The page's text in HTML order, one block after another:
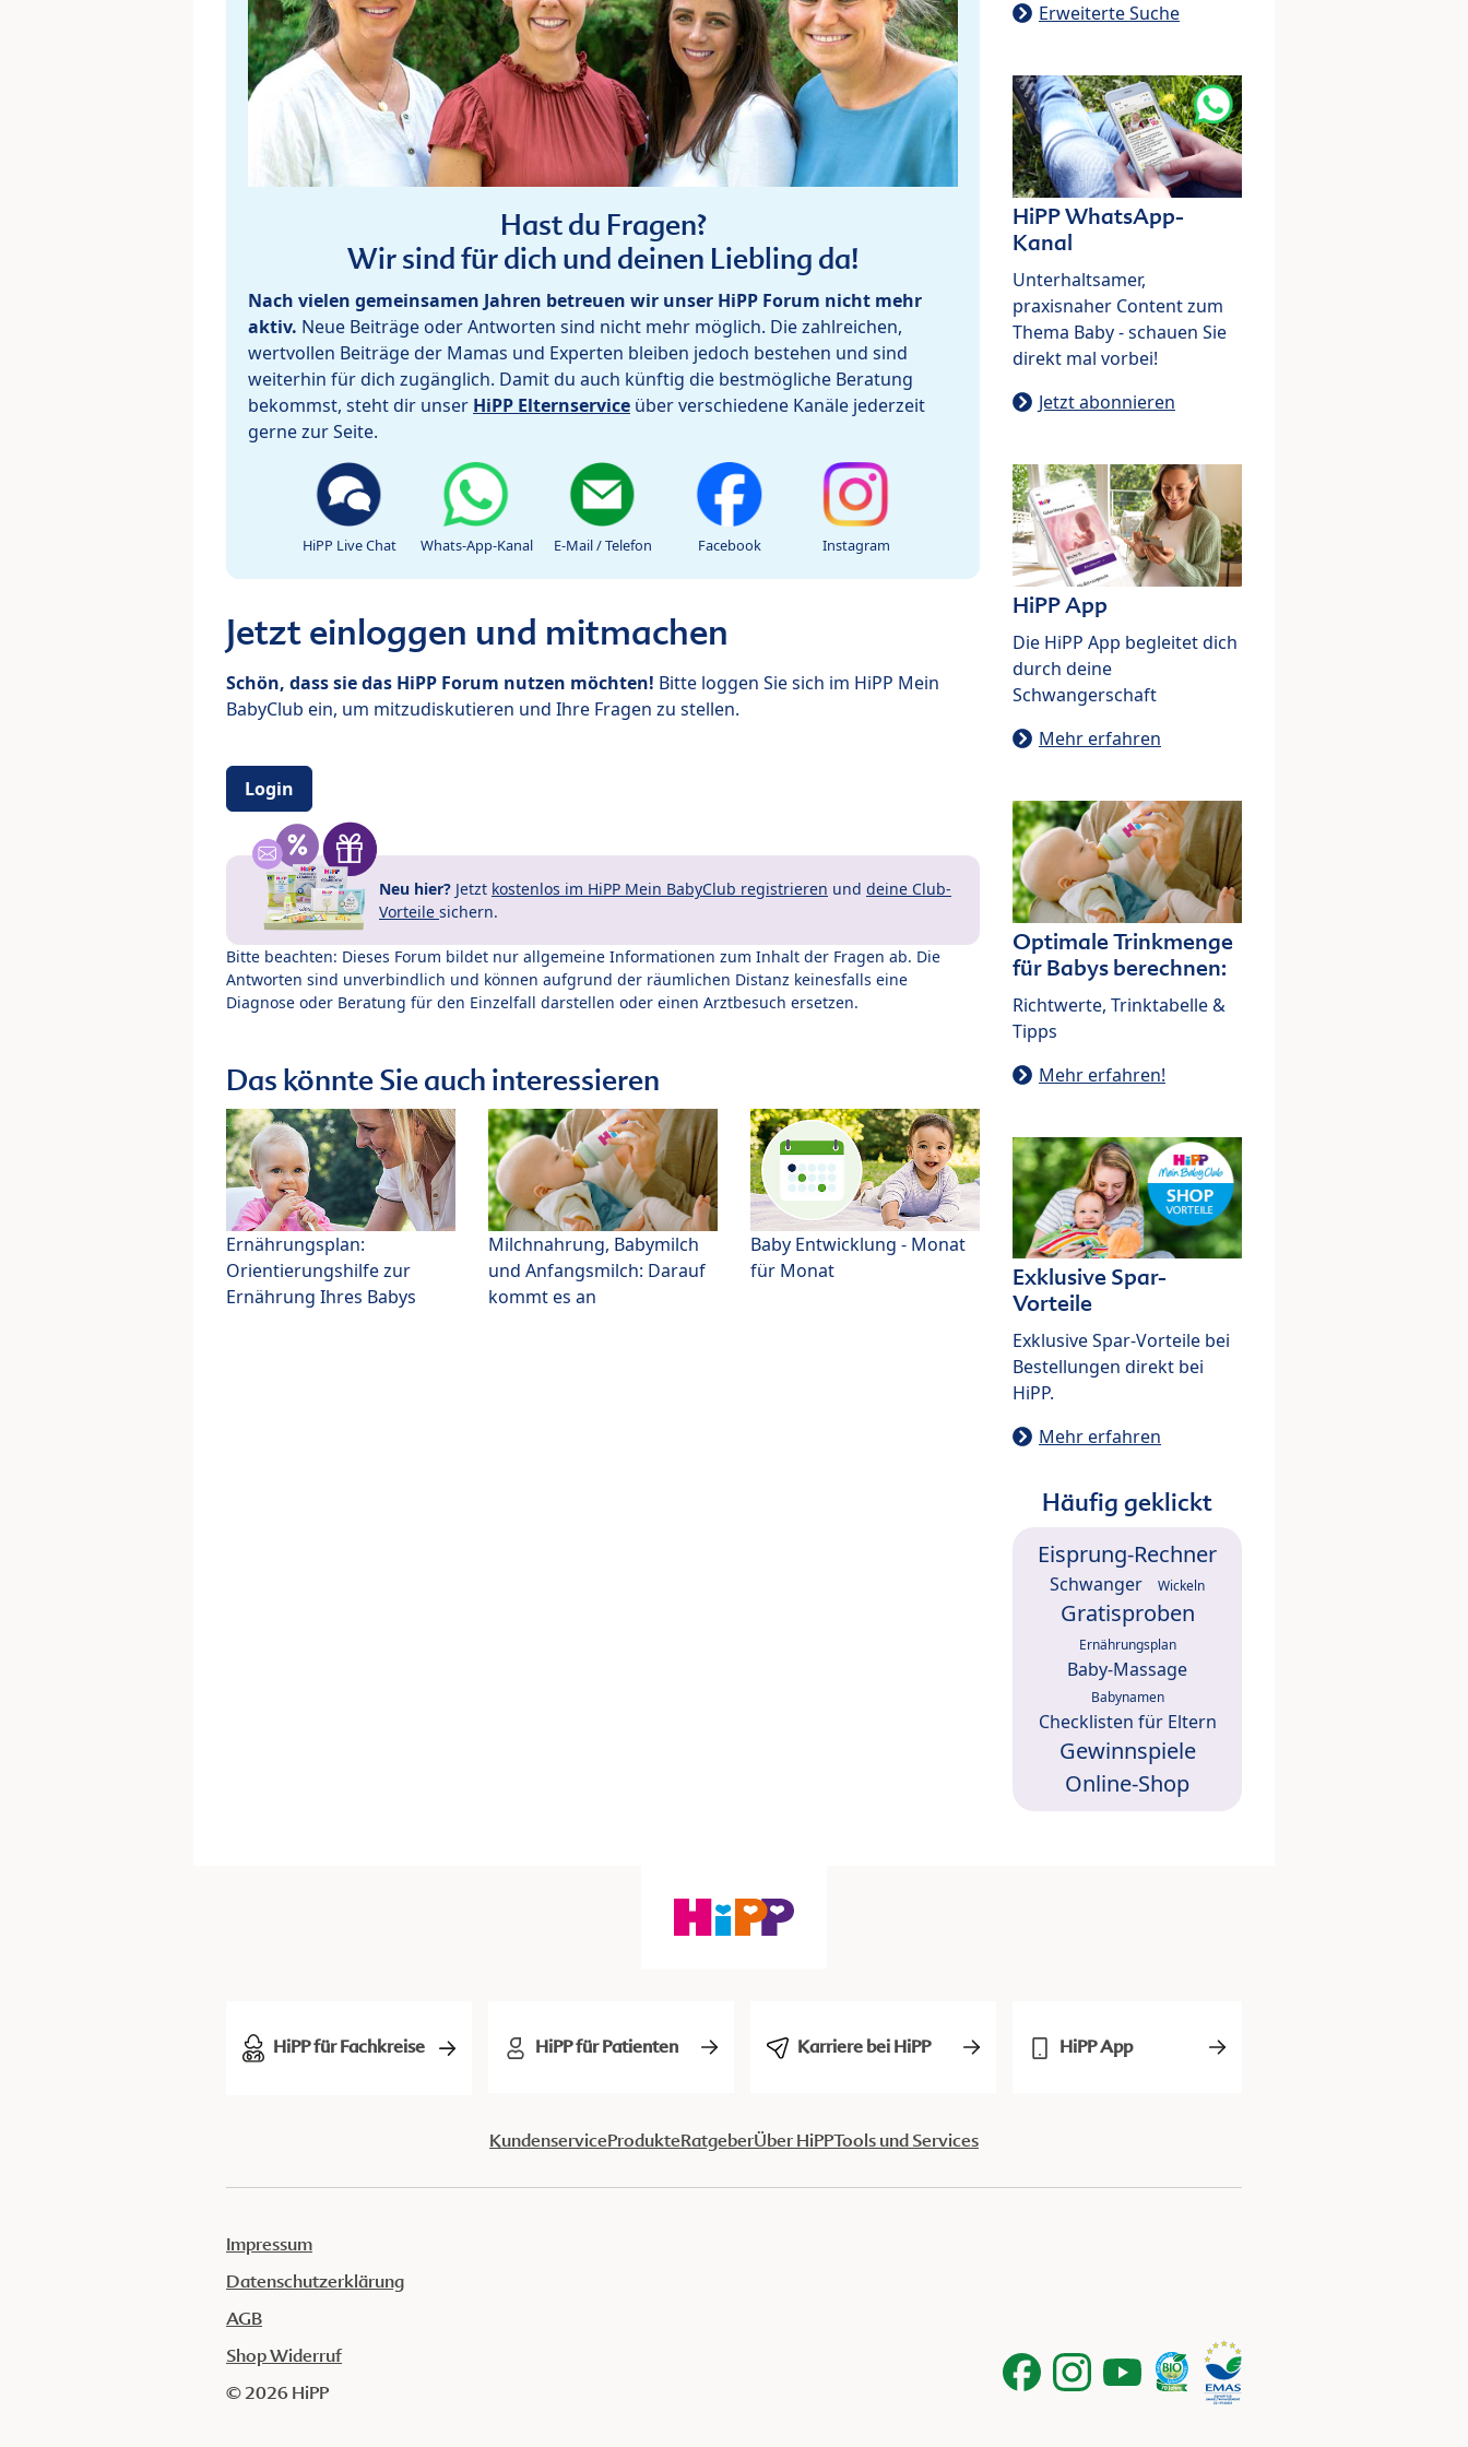
Hast du Fragen?
Wir sind für dich und deinen Liebling da!
Nach vielen gemeinsamen Jahren betreuen wir unser HiPP Forum nicht mehr
aktiv. Neue Beiträge oder Antworten sind nicht mehr möglich. Die zahlreichen,
wertvollen Beiträge der Mamas und Experten bleiben jedoch bestehen und sind
weiterhin für dich zugänglich. Damit du auch künftig die bestmögliche Beratung
bekommst, steht dir unser HiPP Elternservice über verschiedene Kanäle jederzeit
gerne zur Seite.
HiPP Live Chat Whats-App-Kanal E-Mail / Telefon Facebook Instagram
Jetzt einloggen und mitmachen
Schön, dass sie das HiPP Forum nutzen möchten! Bitte loggen Sie sich im HiPP Mein
BabyClub ein, um mitzudiskutieren und Ihre Fragen zu stellen.
Login
Neu hier? Jetzt kostenlos im HiPP Mein BabyClub registrieren und deine Club-
Vorteile sichern.
Bitte beachten: Dieses Forum bildet nur allgemeine Informationen zum Inhalt der Fragen ab. Die
Antworten sind unverbindlich und können aufgrund der räumlichen Distanz keinesfalls eine
Diagnose oder Beratung für den Einzelfall darstellen oder einen Arztbesuch ersetzen.
Das könnte Sie auch interessieren
Ernährungsplan:
Orientierungshilfe zur
Ernährung Ihres Babys
Milchnahrung, Babymilch
und Anfangsmilch: Darauf
kommt es an
Baby Entwicklung - Monat
für Monat
Erweiterte Suche
HiPP WhatsApp-
Kanal
Unterhaltsamer,
praxisnaher Content zum
Thema Baby - schauen Sie
direkt mal vorbei!
Jetzt abonnieren
HiPP App
Die HiPP App begleitet dich
durch deine
Schwangerschaft
Mehr erfahren
Optimale Trinkmenge
für Babys berechnen:
Richtwerte, Trinktabelle &
Tipps
Mehr erfahren!
Exklusive Spar-
Vorteile
Exklusive Spar-Vorteile bei
Bestellungen direkt bei
HiPP.
Mehr erfahren
Häufig geklickt
Eisprung-Rechner
Schwanger Wickeln
Gratisproben
Ernährungsplan
Baby-Massage
Babynamen
Checklisten für Eltern
Gewinnspiele
Online-Shop
HiPP für Fachkreise HiPP für Patienten Karriere bei HiPP HiPP App
KundenserviceProdukteRatgeberÜber HiPPTools und Services
Impressum
Datenschutzerklärung
AGB
Shop Widerruf
© 2026 HiPP